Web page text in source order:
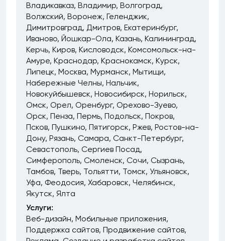
Владикавказ Владимир Волгоград
Волжский Воронеж Геленджик
Димитровград Дмитров Екатеринбург
Иваново Йошкар-Ола Казань Калининград
Керчь Киров Кисловодск Комсомольск-на-
Амуре Краснодар Краснокамск Курск
Липецк Москва Мурманск Мытищи
Набережные Челны Нальчик
Новокуйбышевск Новосибирск Норильск
Омск Орел Оренбург Орехово-Зуево
Орск Пенза Пермь Подольск Покров
Псков Пушкино Пятигорск Ржев Ростов-на-
Дону Рязань Самара Санкт-Петербург
Севастополь Сергиев Посад
Симферополь Смоленск Сочи Сызрань
Тамбов Тверь Тольятти Томск Ульяновск
Уфа Феодосия Хабаровск Челябинск
Якутск Ялта
Услуги:
Веб-дизайн Мобильные приложения
Поддержка сайтов Продвижение сайтов